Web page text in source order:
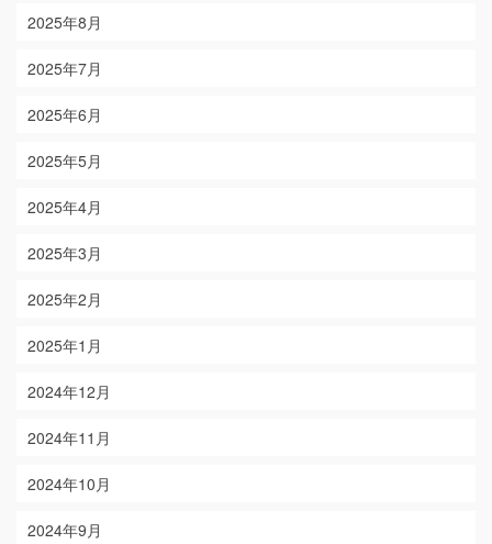
2025年8月
2025年7月
2025年6月
2025年5月
2025年4月
2025年3月
2025年2月
2025年1月
2024年12月
2024年11月
2024年10月
2024年9月